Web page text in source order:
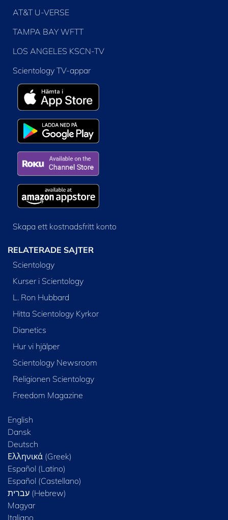
AT&T U-VERSE
TAMPA BAY WFTT
LOS ANGELES KSCN-TV
Scientology TV-appar
Skapa ett kostnadsfritt konto
RELATERADE SAJTER
Scientology
Kurser i Scientology
L. Ron Hubbard
Hitta Scientology Kyrkor
Dianetics
Hur vi hjälper
Scientology Newsroom
Religionen Scientology
Freedom Magazine
English
Dansk
Deutsch
Ελληνικά (Greek)
Español (Latino)
Español (Castellano)
Magyar
Italiano